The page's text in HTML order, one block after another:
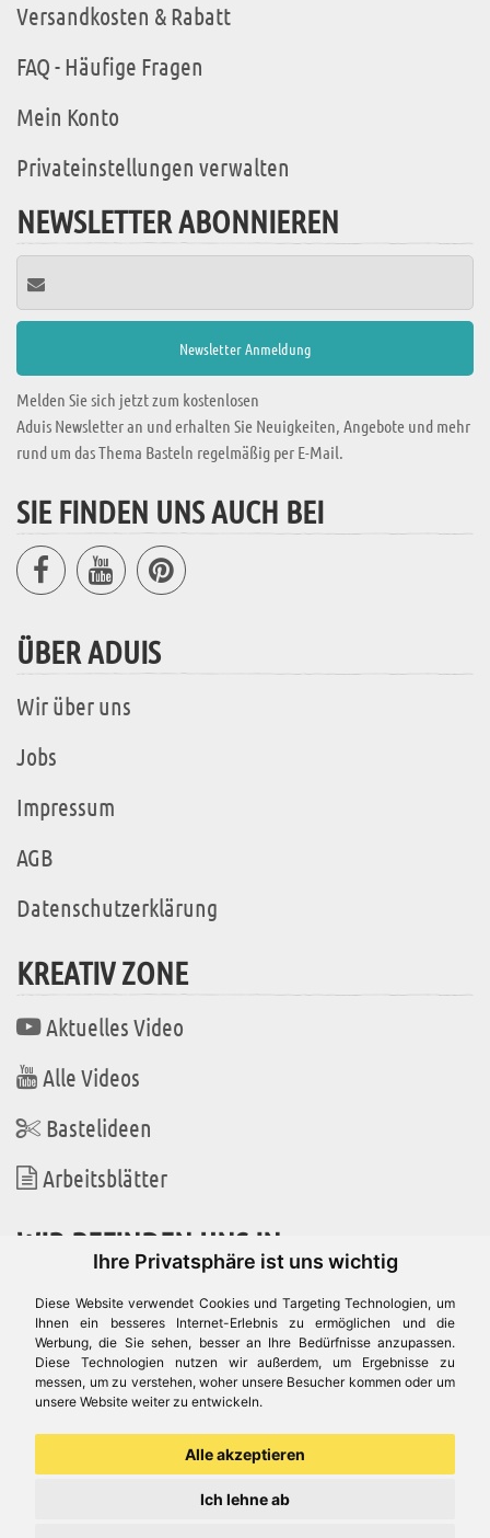
Ihre Privatsphäre ist uns wichtig
Diese Website verwendet Cookies und Targeting Technologien, um
Ihnen ein besseres Internet-Erlebnis zu ermöglichen und die
Werbung, die Sie sehen, besser an Ihre Bedürfnisse anzupassen.
Diese Technologien nutzen wir außerdem, um Ergebnisse zu
messen, um zu verstehen, woher unsere Besucher kommen oder um
unsere Website weiter zu entwickeln.
Alle akzeptieren
Ich lehne ab
Versandkosten & Rabatt
FAQ - Häufige Fragen
Mein Konto
Privateinstellungen verwalten
NEWSLETTER ABONNIEREN
Melden Sie sich jetzt zum kostenlosen
Aduis Newsletter an und erhalten Sie Neuigkeiten, Angebote und mehr
rund um das Thema Basteln regelmäßig per E-Mail.
SIE FINDEN UNS AUCH BEI
ÜBER ADUIS
Wir über uns
Jobs
Impressum
AGB
Datenschutzerklärung
KREATIV ZONE
Aktuelles Video
Alle Videos
Bastelideen
Arbeitsblätter
WIR BEFINDEN UNS IN
Es gibt uns auch in